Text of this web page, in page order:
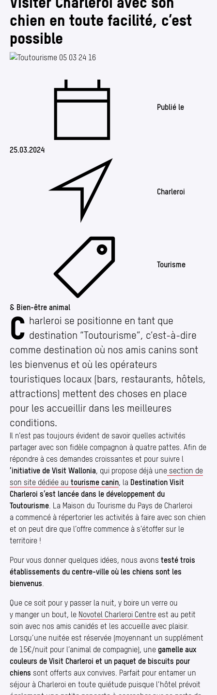
Annuaire
Media center
Mes démarches
chien en toute facilité, c’est
possible
Publié le
25.03.2024
Charleroi
Tourisme
& Bien-être animal
Visiter Charleroi avec son chien en toute
C harleroi se positionne en tant que
destination “Toutourisme”, c’est-à-dire
comme destination où nos amis canins sont
les bienvenus et où les opérateurs
touristiques locaux (bars, restaurants, hôtels,
attractions) mettent des choses en place
pour les accueillir dans les meilleures
conditions.
Il n’est pas toujours évident de savoir quelles activités
partager avec son fidèle compagnon à quatre pattes. Afin de
répondre à ces demandes croissantes et pour suivre l
’initiative de Visit Wallonia, qui propose déjà une section de
son site dédiée au tourisme canin, la Destination Visit
Charleroi s’est lancée dans le développement du
Toutourisme . La Maison du Tourisme du Pays de Charleroi
a commencé à répertorier les activités à faire avec son chien
et on peut dire que l’offre commence à s’étoffer sur le
territoire !
Pour vous donner quelques idées, nous avons testé trois
établissements du centre-ville où les chiens sont les
bienvenus
Que ce soit pour y passer la nuit, y boire un verre ou
y manger un bout, le Novotel Charleroi Centre est au petit
soin avec nos amis canidés et les accueille avec plaisir.
Lorsqu’une nuitée est réservée (moyennant un supplément
de 15€/nuit pour l’animal de compagnie), une gamelle aux
couleurs de Visit Charleroi et un paquet de biscuits pour
chiens sont offerts aux convives. Parfait pour entamer un
séjour à Charleroi en toute quiétude puisque l’hôtel prévoit